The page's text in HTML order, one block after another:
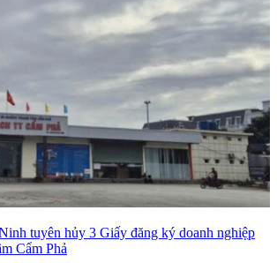
tuyên hủy 3 Giấy đăng ký doanh nghiệp
Cẩm Phả